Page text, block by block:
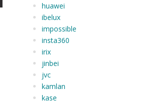
huawei
ibelux
impossible
insta360
irix
jinbei
jvc
kamlan
kase